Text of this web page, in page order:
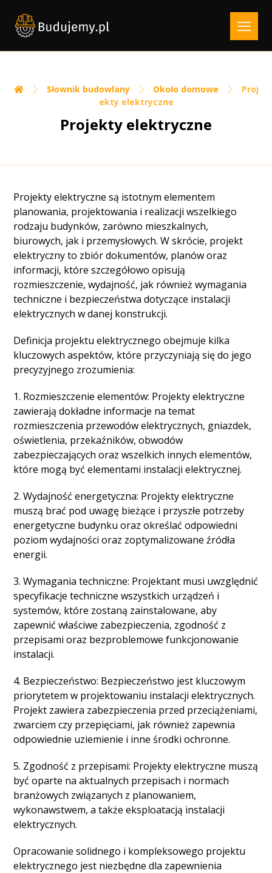
Słownik budowlany Około domowe
Proj
ekty elektryczne
Projekty elektryczne
Projekty elektryczne są istotnym elementem
planowania, projektowania i realizacji wszelkiego
rodzaju budynków, zarówno mieszkalnych,
biurowych, jak i przemysłowych. W skrócie, projekt
elektryczny to zbiór dokumentów, planów oraz
informacji, które szczegółowo opisują
rozmieszczenie, wydajność, jak również wymagania
techniczne i bezpieczeństwa dotyczące instalacji
elektrycznych w danej konstrukcji.
Definicja projektu elektrycznego obejmuje kilka
kluczowych aspektów, które przyczyniają się do jego
precyzyjnego zrozumienia:
1. Rozmieszczenie elementów: Projekty elektryczne
zawierają dokładne informacje na temat
rozmieszczenia przewodów elektrycznych, gniazdek,
oświetlenia, przekaźników, obwodów
zabezpieczających oraz wszelkich innych elementów,
które mogą być elementami instalacji elektrycznej.
2. Wydajność energetyczna: Projekty elektryczne
muszą brać pod uwagę bieżące i przyszłe potrzeby
energetyczne budynku oraz określać odpowiedni
poziom wydajności oraz zoptymalizowane źródła
energii.
3. Wymagania techniczne: Projektant musi uwzględnić
specyfikacje techniczne wszystkich urządzeń i
systemów, które zostaną zainstalowane, aby
zapewnić właściwe zabezpieczenia, zgodność z
przepisami oraz bezproblemowe funkcjonowanie
instalacji.
4. Bezpieczeństwo: Bezpieczeństwo jest kluczowym
priorytetem w projektowaniu instalacji elektrycznych.
Projekt zawiera zabezpieczenia przed przeciążeniami,
zwarciem czy przepięciami, jak również zapewnia
odpowiednie uziemienie i inne środki ochronne.
5. Zgodność z przepisami: Projekty elektryczne muszą
być oparte na aktualnych przepisach i normach
branżowych związanych z planowaniem,
wykonawstwem, a także eksploatacją instalacji
elektrycznych.
Opracowanie solidnego i kompleksowego projektu
elektrycznego jest niezbędne dla zapewnienia